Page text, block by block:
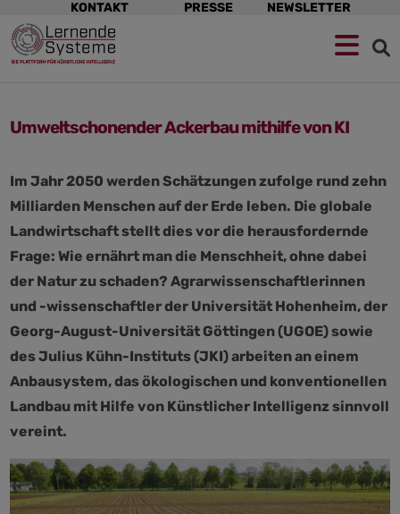
Zur
Navigation
springen
Zum
Hauptinhalt
springen
Zum
Footer
springen
KONTAKT PRESSE NEWSLETTER
Umweltschonender Ackerbau mithilfe von KI
Im Jahr 2050 werden Schätzungen zufolge rund zehn
Milliarden Menschen auf der Erde leben. Die globale
Landwirtschaft stellt dies vor die herausfordernde
Frage: Wie ernährt man die Menschheit, ohne dabei
der Natur zu schaden? Agrarwissenschaftlerinnen
und -wissenschaftler der Universität Hohenheim, der
Georg-August-Universität Göttingen (UGOE) sowie
des Julius Kühn-Instituts (JKI) arbeiten an einem
Anbausystem, das ökologischen und konventionellen
Landbau mit Hilfe von Künstlicher Intelligenz sinnvoll
vereint.